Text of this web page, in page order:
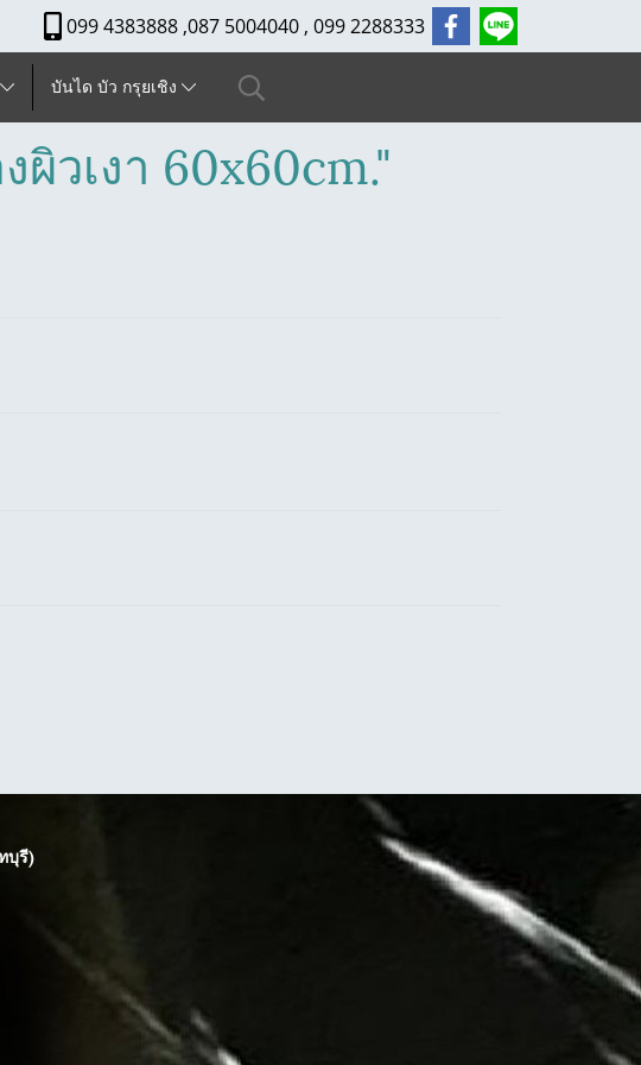
099 4383888 ,087 5004040 , 099 2288333
บันได บัว กรุยเชิง
วเงา 60x60cm."
บุรี)